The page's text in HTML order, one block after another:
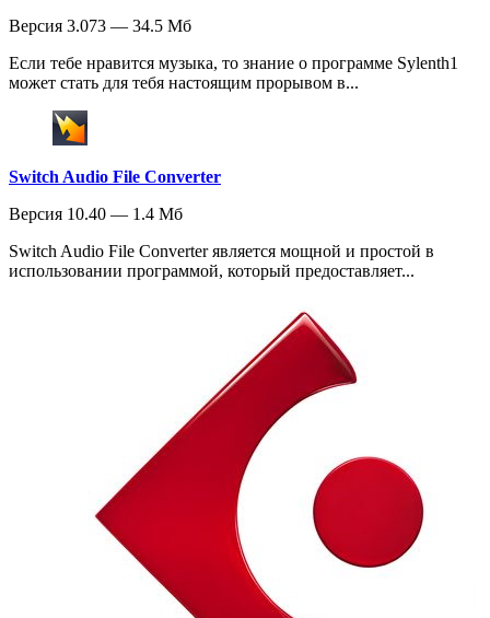
Версия 3.073 — 34.5 Мб
Если тебе нравится музыка, то знание о программе Sylenth1
может стать для тебя настоящим прорывом в...
Switch Audio File Converter
Версия 10.40 — 1.4 Мб
Switch Audio File Converter является мощной и простой в
использовании программой, который предоставляет...